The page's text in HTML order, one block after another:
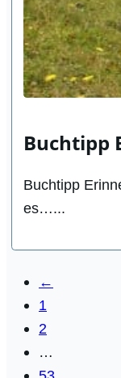
Buchtipp
Buchtipp
es…...
←
1
2
…